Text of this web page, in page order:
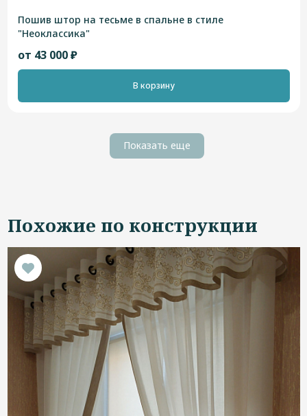
Пошив штор на тесьме в спальне в стиле
"Неоклассика"
от 43 000 ₽
В корзину
Показать еще
Похожие по конструкции